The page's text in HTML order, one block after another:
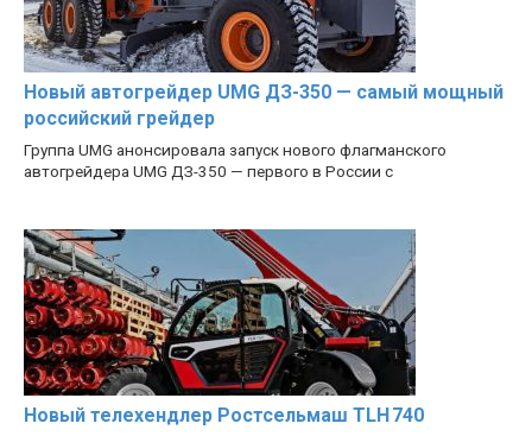
Новый автогрейдер UMG ДЗ-350 — самый мощный
российский грейдер
Группа UMG анонсировала запуск нового флагманского
автогрейдера UMG ДЗ-350 — первого в России с
Новый телехендлер Ростсельмаш TLH 740